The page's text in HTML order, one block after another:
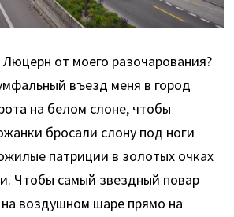
от моего разочарования?
въезд меня в город
на белом слоне, чтобы
бросали слону под ноги
патриции в золотых очках
Чтобы самый звездный повар
воздушном шаре прямо на